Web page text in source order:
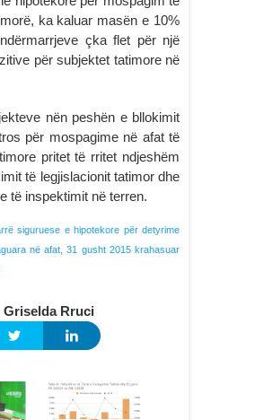
ka kaluar masën e 10%
çka flet për një
për subjektet tatimore në
nën peshën e bllokimit
për mospagime në afat të
pritet të rritet ndjeshëm
të legjislacionit tatimor dhe
të inspektimit në terren.
siguruese e hipotekore për detyrime
në afat, 31 gusht 2015 krahasuar
Rruci